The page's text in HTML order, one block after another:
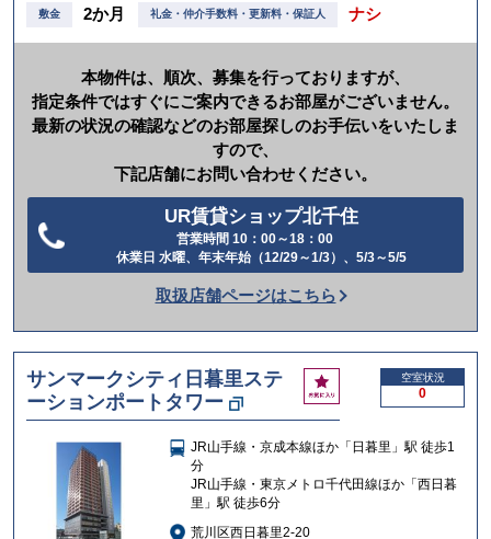
敷金 2か月 礼金・仲介手数料・更新料・保証人 ナシ
本物件は、順次、募集を行っておりますが、
指定条件ではすぐにご案内できるお部屋がございません。
最新の状況の確認などのお部屋探しのお手伝いをいたしま
すので、
下記店舗にお問い合わせください。
UR賃貸ショップ北千住
営業時間 10：00～18：00
休業日 水曜、年末年始（12/29～1/3）、5/3～5/5
話
か
け
る
取扱店舗ページはこちら
サンマークシティ日暮里ステ
ーションポートタワー
お
気
に
入
空室状況
0
JR山手線・京成本線ほか「日暮里」駅 徒歩1
分
JR山手線・東京メトロ千代田線ほか「西日暮
里」駅 徒歩6分
荒川区西日暮里2-20